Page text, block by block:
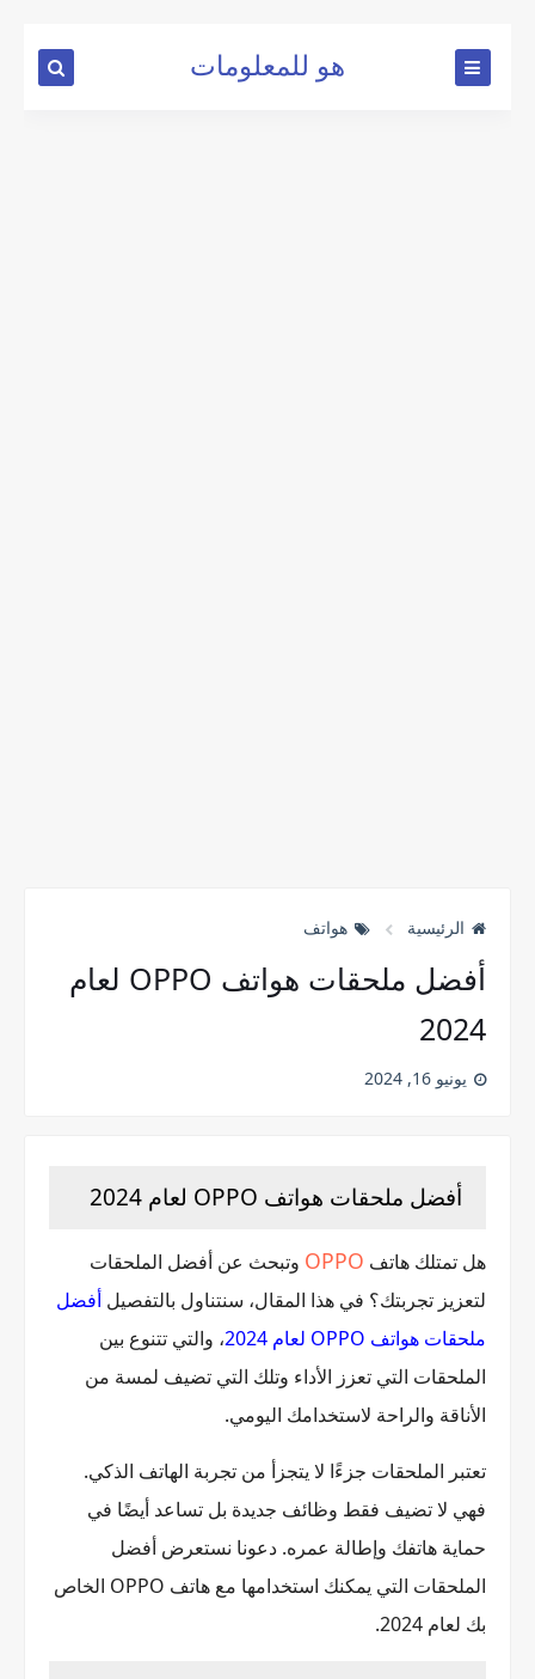
هو للمعلومات
الرئيسية هواتف
أفضل ملحقات هواتف OPPO لعام
2024
يونيو 16, 2024
أفضل ملحقات هواتف OPPO لعام 2024
هل تمتلك هاتف OPPO وتبحث عن أفضل الملحقات
لتعزيز تجربتك؟ في هذا المقال، سنتناول بالتفصيل أفضل
ملحقات هواتف OPPO لعام 2024
، والتي تتنوع بين
الملحقات التي تعزز الأداء وتلك التي تضيف لمسة من
الأناقة والراحة لاستخدامك اليومي.
تعتبر الملحقات جزءًا لا يتجزأ من تجربة الهاتف الذكي.
فهي لا تضيف فقط وظائف جديدة بل تساعد أيضًا في
حماية هاتفك وإطالة عمره. دعونا نستعرض أفضل
الملحقات التي يمكنك استخدامها مع هاتف OPPO الخاص
بك لعام 2024.